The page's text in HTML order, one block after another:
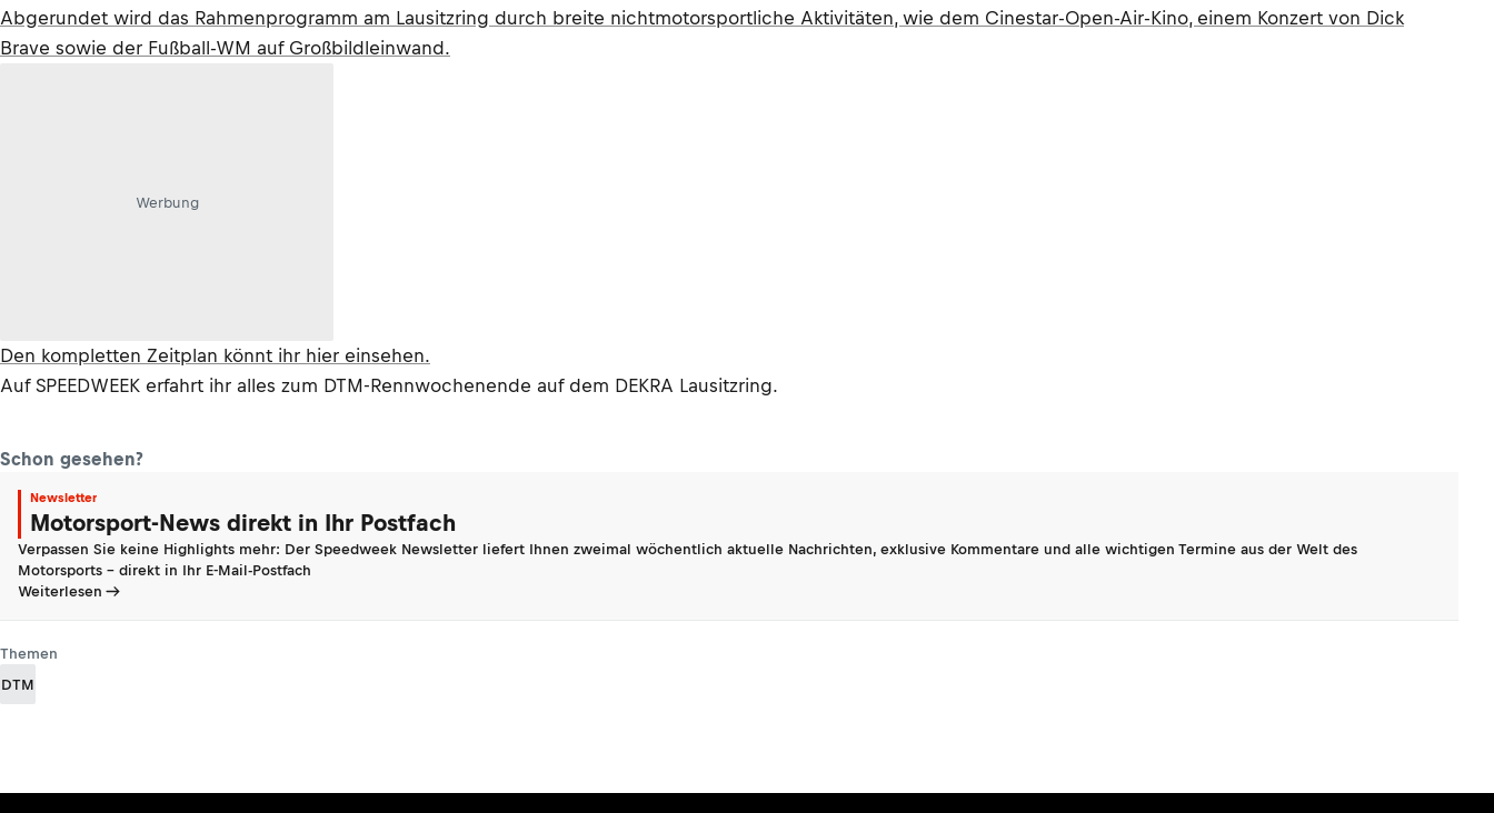
Abgerundet wird das Rahmenprogramm am Lausitzring durch breite nichtmotorsportliche Aktivitäten, wie dem Cinestar-Open-Air-Kino, einem Konzert von Dick
Brave sowie der Fußball-WM auf Großbildleinwand.
Werbung
Den kompletten Zeitplan könnt ihr hier einsehen.
Auf SPEEDWEEK erfahrt ihr alles zum DTM-Rennwochenende auf dem DEKRA Lausitzring.
Schon gesehen?
Newsletter
Motorsport-News direkt in Ihr Postfach
Verpassen Sie keine Highlights mehr: Der Speedweek Newsletter liefert Ihnen zweimal wöchentlich aktuelle Nachrichten, exklusive Kommentare und alle wichtigen Termine aus der Welt des
Motorsports - direkt in Ihr E-Mail-Postfach
Weiterlesen
Themen
DTM